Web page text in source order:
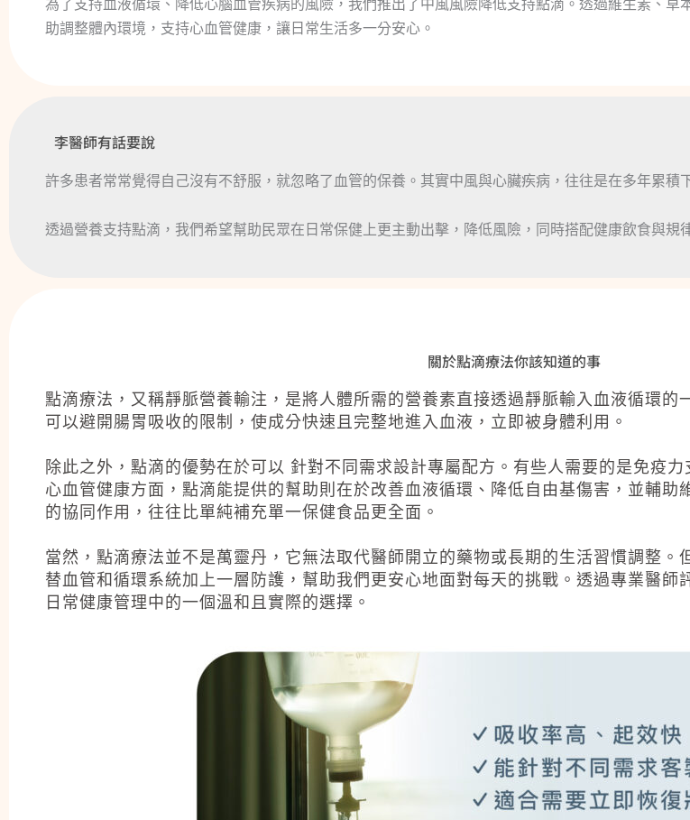
為了支持血液循環、降低心腦血管疾病的風險，我們推出了中風風險降低支持點滴。透過維生素、
助調整體內環境，支持心血管健康，讓日常生活多一分安心。
李醫師有話要說
許多患者常常覺得自己沒有不舒服，就忽略了血管的保養。其實中風與心臟疾病，往往是在多年累積
透過營養支持點滴，我們希望幫助民眾在日常保健上更主動出擊，降低風險，同時搭配健康飲食與規
關於點滴療法你該知道的事
點滴療法，又稱靜脈營養輸注，是將人體所需的營養素直接透過靜脈輸入血液循環的
可以避開腸胃吸收的限制，使成分快速且完整地進入血液，立即被身體利用。
除此之外，點滴的優勢在於可以 針對不同需求設計專屬配方。有些人需要的是免疫
心血管健康方面，點滴能提供的幫助則在於改善血液循環、降低自由基傷害，並輔助
的協同作用，往往比單純補充單一保健食品更全面。
當然，點滴療法並不是萬靈丹，它無法取代醫師開立的藥物或長期的生活習慣調整。
替血管和循環系統加上一層防護，幫助我們更安心地面對每天的挑戰。透過專業醫師
日常健康管理中的一個溫和且實際的選擇。